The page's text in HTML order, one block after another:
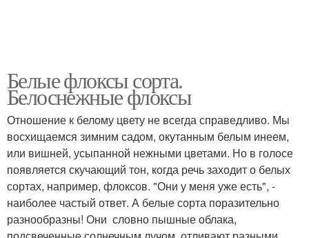
Белые флоксы сорта.
Белоснежные флоксы
Отношение к белому цвету не всегда справедливо. Мы
восхищаемся зимним садом, окутанным белым инеем,
или вишней, усыпанной нежными цветами. Но в голосе
появляется скучающий тон, когда речь заходит о белых
сортах, например, флоксов. "Они у меня уже есть", ­-
наиболее частый ответ. А белые сорта поразительно
разнообразны! Они ­ словно пышные облака,